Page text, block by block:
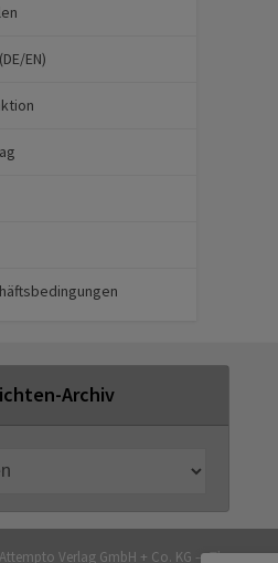
EN)
Archiv
Verlag GmbH + Co. KG — Theme